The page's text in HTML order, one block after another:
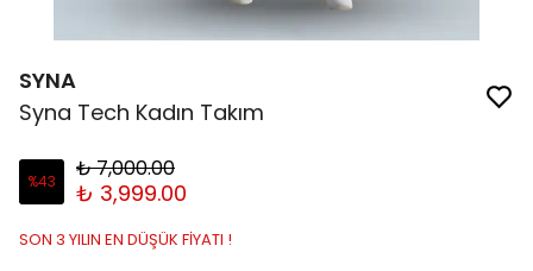
SYNA
Syna Tech Kadın Takım
%43 ₺ 7,000.00
₺ 3,999.00
SON 3 YILIN EN DÜŞÜK FİYATI !